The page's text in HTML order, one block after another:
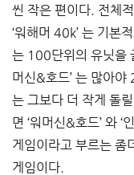
씬 작은 편이다. 전체
‘워해머 40k’ 는 기본
는 100단위의 유닛을
머신&호드’ 는 많아야
는 그보다 더 작게 돌
면 ‘워머신&호드’ 와 ‘
게임이라고 부르는 좀
게임이다.